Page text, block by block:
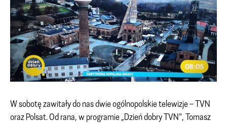
W sobotę zawitały do nas dwie ogólnopolskie telewizje – TVN
oraz Polsat. Od rana, w programie „Dzień dobry TVN”, Tomasz